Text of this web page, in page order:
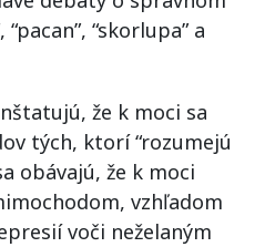
“skorlupa” a
že k moci sa
tých, ktorí “rozumejú
obávajú, že k moci
vzhľadom
voči neželaným